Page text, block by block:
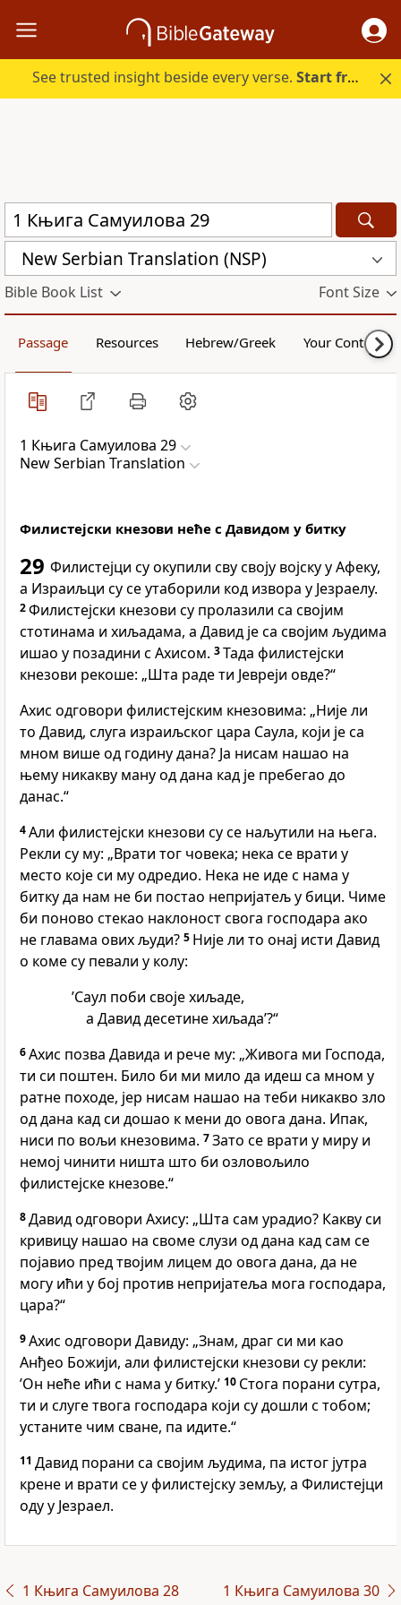
See trusted insight beside every verse.Start free.
New Serbian Translation (NSP)
Bible Book List Font Size
Passage Resources Hebrew/Greek Your Content
1 Књига Самуилова 29
New Serbian Translation
Филистејски кнезови неће с Давидом у битку
29 Филистејци су окупили сву своју војску у Афеку,
а Израиљци су се утаборили код извора у Језраелу.
2Филистејски кнезови су пролазили са својим
стотинама и хиљадама, а Давид је са својим људима
ишао у позадини с Ахисом. 3Тада филистејски
кнезови рекоше: „Шта раде ти Јевреји овде?“
Ахис одговори филистејским кнезовима: „Није ли
то Давид, слуга израиљског цара Саула, који је са
мном више од годину дана? Ја нисам нашао на
њему никакву ману од дана кад је пребегао до
данас.“
4Али филистејски кнезови су се наљутили на њега.
Рекли су му: „Врати тог човека; нека се врати у
место које си му одредио. Нека не иде с нама у
битку да нам не би постао непријатељ у бици. Чиме
би поново стекао наклоност свога господара ако
не главама ових људи? 5 Није ли то онај исти Давид
о коме су певали у колу:
’Саул поби своје хиљаде,
а Давид десетине хиљада’?“
6Ахис позва Давида и рече му: „Живога ми Господа,
ти си поштен. Било би ми мило да идеш са мном у
ратне походе, јер нисам нашао на теби никакво зло
од дана кад си дошао к мени до овога дана. Ипак,
ниси по вољи кнезовима. 7Зато се врати у миру и
немој чинити ништа што би озловољило
филистејске кнезове.“
8Давид одговори Ахису: „Шта сам урадио? Какву си
кривицу нашао на своме слузи од дана кад сам се
појавио пред твојим лицем до овога дана, да не
могу ићи у бој против непријатеља мога господара,
цара?“
9Ахис одговори Давиду: „Знам, драг си ми као
Анђео Божији, али филистејски кнезови су рекли:
’Он неће ићи с нама у битку.’ 10 Стога порани сутра,
ти и слуге твога господара који су дошли с тобом;
устаните чим сване, па идите.“
11 Давид порани са својим људима, па истог јутра
крене и врати се у филистејску земљу, а Филистејци
оду у Језраел.
1 Књига Самуилова 28 1 Књига Самуилова 30